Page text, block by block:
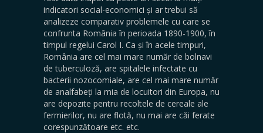
indicatori social-economici și ar trebui să
analizeze comparativ problemele cu care se
confrunta România în perioada 1890-1900, în
timpul regelui Carol I. Ca și în acele timpuri,
România are cel mai mare număr de bolnavi
de tuberculoză, are spitalele infectate cu
bacterii nozocomiale, are cel mai mare număr
de analfabeți la mia de locuitori din Europa, nu
are depozite pentru recoltele de cereale ale
fermierilor, nu are flotă, nu mai are căi ferate
corespunzătoare etc. etc.